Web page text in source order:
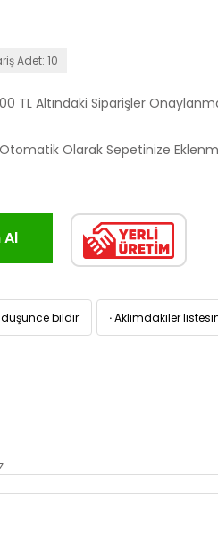
Adet: 10
TL Altındaki Siparişler
Olarak Sepetinize
Al
düşünce bildir ·Aklımdakiler